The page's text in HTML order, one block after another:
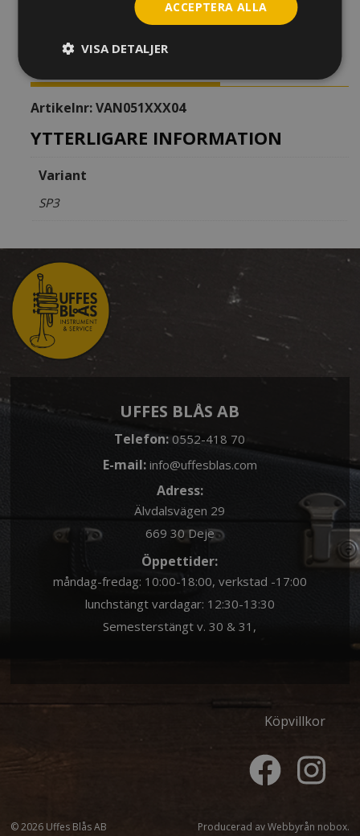
mängd
LÄGG TILL I VARUKORG
Artikelnr:VAN051XXX04
YTTERLIGARE INFORMATION
Variant
SP3
UFFES BLÅS AB
Telefon:0552-418 70
E-mail: info@uffesblas.com
Adress:
Älvdalsvägen 29
669 30 Deje
Öppettider:
måndag-fredag: 10:00-18:00, verkstad -17:00
lunchstängt vardagar: 12:30-13:30
Semesterstängt v. 30 & 31,
Köpvillkor
© 2026 Uffes Blås AB Producerad avWebbyrån nobox.
ACCEPTERA ALLA
VISA DETALJER